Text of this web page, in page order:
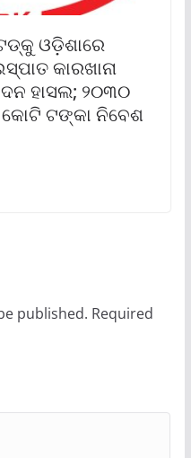
ଓଡ଼ିଶାରେ
କାରଖାନା
ହାସଲ; ୨୦୩୦
କୋଟି ଟଙ୍କା ନିବେଶ
published. Required